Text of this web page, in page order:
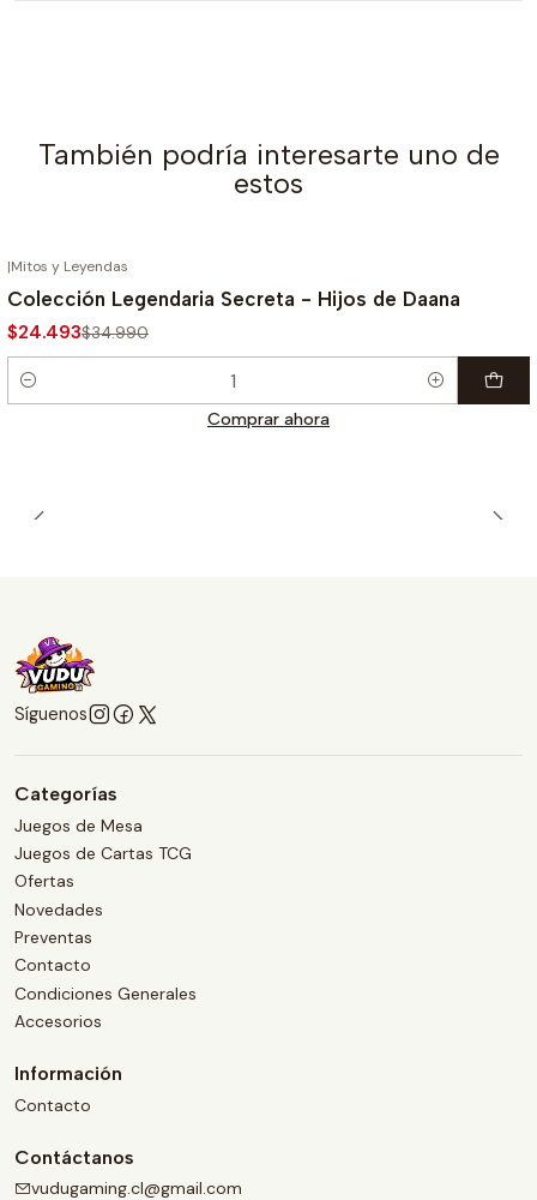
También podría interesarte uno de
estos
-30%
|Mitos y Leyendas
Colección Legendaria Secreta - Hijos de Daana
$24.493$34.990
Cantidad
Comprar ahora
Síguenos
Categorías
Juegos de Mesa
Juegos de Cartas TCG
Ofertas
Novedades
Preventas
Contacto
Condiciones Generales
Accesorios
Información
Contacto
Contáctanos
vudugaming.cl@gmail.com